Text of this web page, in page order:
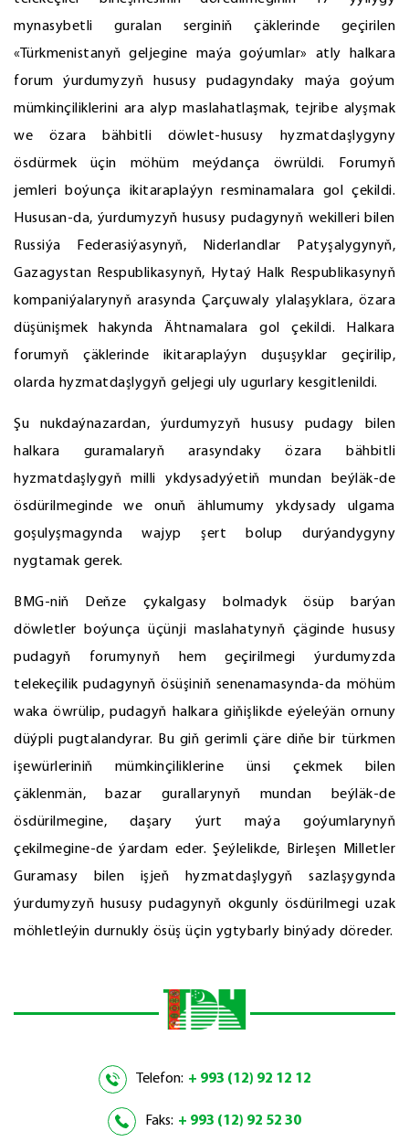
mynasybetli guralan serginiň çäklerinde geçirilen
«Türkmenistanyň geljegine maýa goýumlar» atly halkara
forum ýurdumyzyň hususy pudagyndaky maýa goýum
mümkinçiliklerini ara alyp maslahatlaşmak, tejribe alyşmak
we özara bähbitli döwlet-hususy hyzmatdaşlygyny
ösdürmek üçin möhüm meýdança öwrüldi. Forumyň
jemleri boýunça ikitaraplaýyn resminamalara gol çekildi.
Hususan-da, ýurdumyzyň hususy pudagynyň wekilleri bilen
Russiýa Federasiýasynyň, Niderlandlar Patyşalygynyň,
Gazagystan Respublikasynyň, Hytaý Halk Respublikasynyň
kompaniýalarynyň arasynda Çarçuwaly ylalaşyklara, özara
düşünişmek hakynda Ähtnamalara gol çekildi. Halkara
forumyň çäklerinde ikitaraplaýyn duşuşyklar geçirilip,
olarda hyzmatdaşlygyň geljegi uly ugurlary kesgitlenildi.
Şu nukdaýnazardan, ýurdumyzyň hususy pudagy bilen
halkara guramalaryň arasyndaky özara bähbitli
hyzmatdaşlygyň milli ykdysadyýetiň mundan beýläk-de
ösdürilmeginde we onuň ählumumy ykdysady ulgama
goşulyşmagynda wajyp şert bolup durýandygyny
nygtamak gerek.
BMG-niň Deňze çykalgasy bolmadyk ösüp barýan
döwletler boýunça üçünji maslahatynyň çäginde hususy
pudagyň forumynyň hem geçirilmegi ýurdumyzda
telekeçilik pudagynyň ösüşiniň senenamasynda-da möhüm
waka öwrülip, pudagyň halkara giňişlikde eýeleýän ornuny
düýpli pugtalandyrar. Bu giň gerimli çäre diňe bir türkmen
işewürleriniň mümkinçiliklerine ünsi çekmek bilen
çäklenmän, bazar gurallarynyň mundan beýläk-de
ösdürilmegine, daşary ýurt maýa goýumlarynyň
çekilmegine-de ýardam eder. Şeýlelikde, Birleşen Milletler
Guramasy bilen işjeň hyzmatdaşlygyň sazlaşygynda
ýurdumyzyň hususy pudagynyň okgunly ösdürilmegi uzak
möhletleýin durnukly ösüş üçin ygtybarly binýady döreder.
Telefon: + 993 (12) 92 12 12
Faks: + 993 (12) 92 52 30